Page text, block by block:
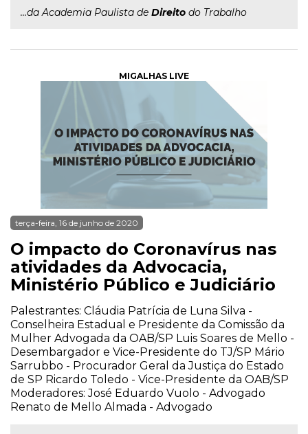
...da Academia Paulista de Direito do Trabalho
MIGALHAS LIVE
terça-feira, 16 de junho de 2020
O impacto do Coronavírus nas
atividades da Advocacia,
Ministério Público e Judiciário
Palestrantes: Cláudia Patrícia de Luna Silva -
Conselheira Estadual e Presidente da Comissão da
Mulher Advogada da OAB/SP Luis Soares de Mello -
Desembargador e Vice-Presidente do TJ/SP Mário
Sarrubbo - Procurador Geral da Justiça do Estado
de SP Ricardo Toledo - Vice-Presidente da OAB/SP
Moderadores: José Eduardo Vuolo - Advogado
Renato de Mello Almada - Advogado